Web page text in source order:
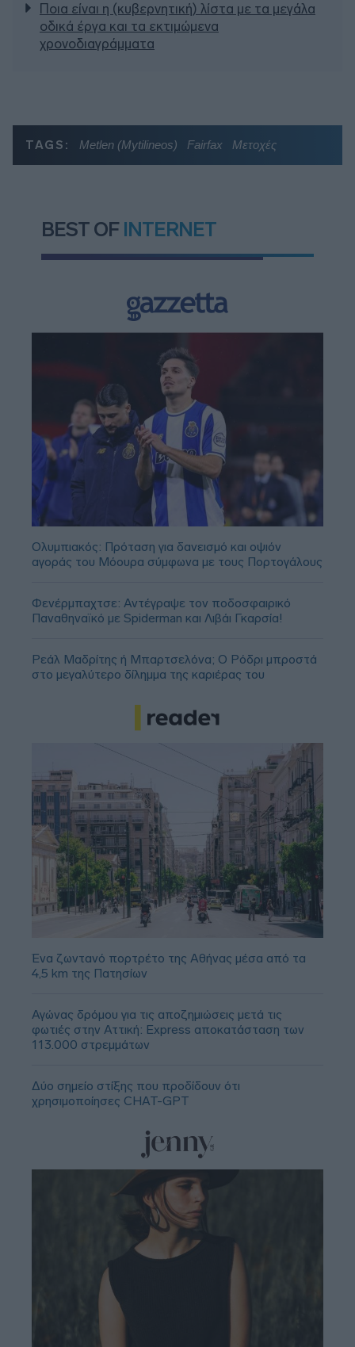
Ποια είναι η (κυβερνητική) λίστα με τα μεγάλα
οδικά έργα και τα εκτιμώμενα
χρονοδιαγράμματα
TAGS: Metlen (Mytilineos) Fairfax Μετοχές
BEST OF INTERNET
Ολυμπιακός: Πρόταση για δανεισμό και οψιόν
αγοράς του Μόουρα σύμφωνα με τους Πορτογάλους
Φενέρμπαχτσε: Αντέγραψε τον ποδοσφαιρικό
Παναθηναϊκό με Spiderman και Λιβάι Γκαρσία!
Ρεάλ Μαδρίτης ή Μπαρτσελόνα; Ο Ρόδρι μπροστά
στο μεγαλύτερο δίλημμα της καριέρας του
Ένα ζωντανό πορτρέτο της Αθήνας μέσα από τα
4,5 km της Πατησίων
Αγώνας δρόμου για τις αποζημιώσεις μετά τις
φωτιές στην Αττική: Express αποκατάσταση των
113.000 στρεμμάτων
Δύο σημείο στίξης που προδίδουν ότι
χρησιμοποίησες CHAT-GPT